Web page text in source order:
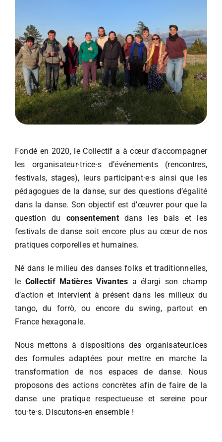
Fondé en 2020, le Collectif a à cœur d’accompagner
les organisateur·trice·s d’événements (rencontres,
festivals, stages), leurs participant·e·s ainsi que les
pédagogues de la danse, sur des questions d’égalité
dans la danse. Son objectif est d’œuvrer pour que la
question du consentementdans les bals et les
festivals de danse soit encore plus au cœur de nos
pratiques corporelles et humaines.
Né dans le milieu des danses folks et traditionnelles,
le Collectif Matières Vivantes a élargi son champ
d’action et intervient à présent dans les milieux du
tango, du forrò, ou encore du swing, partout en
France hexagonale.
Nous mettons à dispositions des organisateur.ices
des formules adaptées pour mettre en marche la
transformation de nos espaces de danse. Nous
proposons des actions concrètes afin de faire de la
danse une pratique respectueuse et sereine pour
tou·te·s. Discutons-en ensemble !